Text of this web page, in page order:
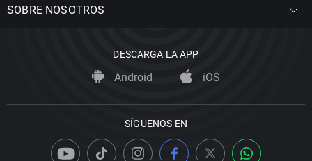
SOBRE NOSOTROS
DESCARGA LA APP
Android iOS
SÍGUENOS EN